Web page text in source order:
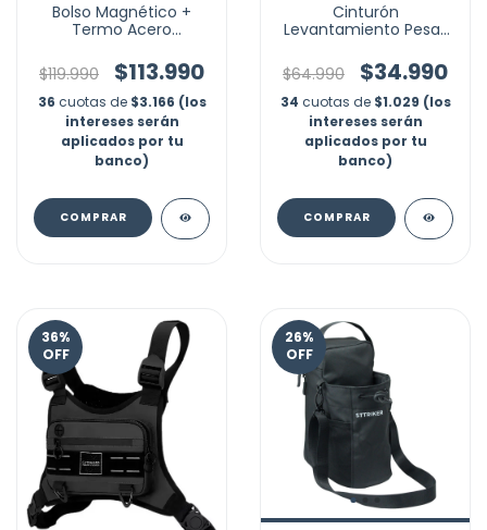
Bolso Magnético +
Termo Acero
Maleta Gym
$119.990 $113.990
36 cuotas de $3.166 (los
intereses serán
aplicados por tu
banco)
COMPRAR
Cinturón
Levantamiento Pesas
Crossfit Fuerza
$64.990 $34.990
34 cuotas de $1.029 (los
intereses serán
aplicados por tu
banco)
COMPRAR
36%
OFF
26%
OFF